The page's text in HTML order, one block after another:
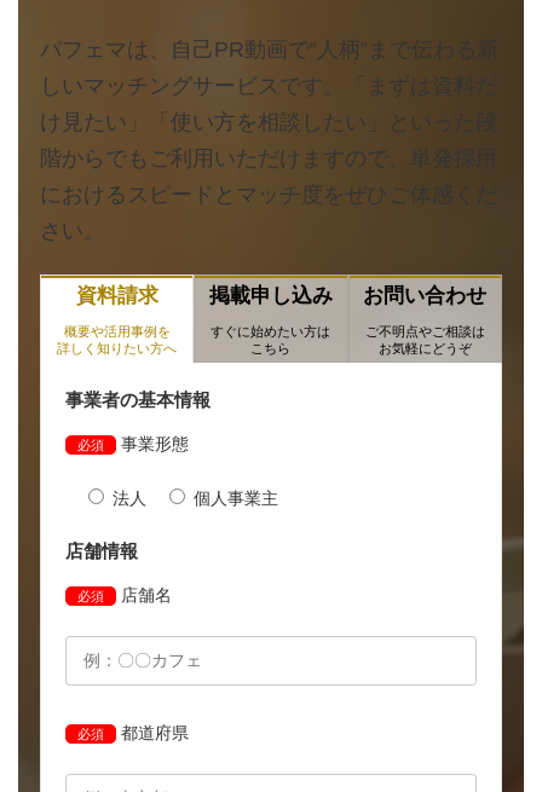
パフェマは、自己PR動画で“人柄”まで伝わる新
しいマッチングサービスです。「まずは資料だ
け見たい」「使い方を相談したい」といった段
階からでもご利用いただけますので、単発採用
におけるスピードとマッチ度をぜひご体感くだ
さい。
資料請求
概要や活用事例を
詳しく知りたい方へ
掲載申し込み
すぐに始めたい方は
こちら
お問い合わせ
ご不明点やご相談は
お気軽にどうぞ
事業者の基本情報
必須 事業形態
法人 個人事業主
店舗情報
必須 店舗名
必須 都道府県